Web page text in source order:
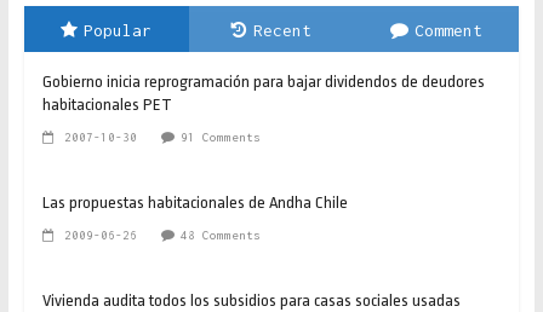
Popular Recent Comment
Gobierno inicia reprogramación para bajar dividendos de deudores
habitacionales PET
2007-10-30 91 Comments
Las propuestas habitacionales de Andha Chile
2009-06-26 48 Comments
Vivienda audita todos los subsidios para casas sociales usadas